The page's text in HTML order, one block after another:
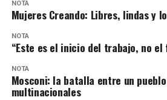
NOTA
Mujeres Creando: Libres, lindas y
NOTA
“Este es el inicio del trabajo, no el
NOTA
Mosconi: la batalla entre un
multinacionales